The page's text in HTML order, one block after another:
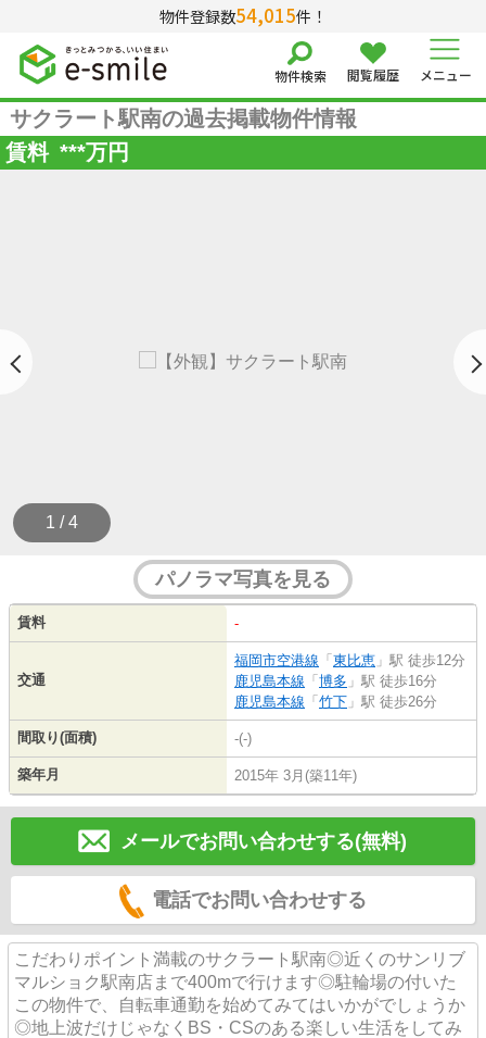
物件登録数54,015件！
物件検索 閲覧履歴 メニュー
サクラート駅南の過去掲載物件情報
賃料 ***万円
1 / 4
パノラマ写真を見る
賃料 -
交通
福岡市空港線 「 東比恵 」駅 徒歩12分
鹿児島本線 「 博多 」駅 徒歩16分
鹿児島本線 「 竹下 」駅 徒歩26分
間取り(面積) -(-)
築年月 2015年 3月(築11年)
メールでお問い合わせする(無料)
電話でお問い合わせする
こだわりポイント満載のサクラート駅南◎近くのサンリブ
マルショク駅南店まで400mで行けます◎駐輪場の付いた
この物件で、自転車通勤を始めてみてはいかがでしょうか
◎地上波だけじゃなくBS・CSのある楽しい生活をしてみ